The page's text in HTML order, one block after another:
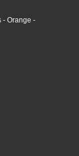
- Orange -